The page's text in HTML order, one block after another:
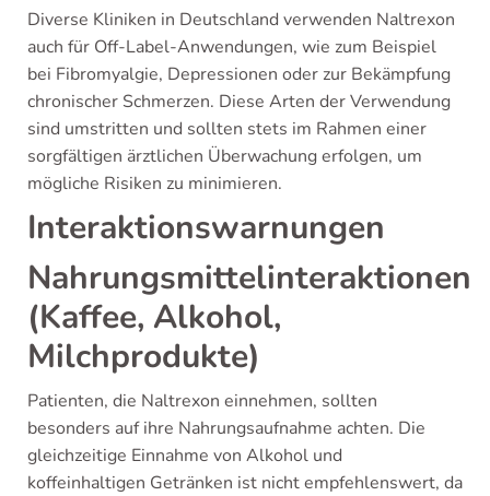
Diverse Kliniken in Deutschland verwenden Naltrexon
auch für Off-Label-Anwendungen, wie zum Beispiel
bei Fibromyalgie, Depressionen oder zur Bekämpfung
chronischer Schmerzen. Diese Arten der Verwendung
sind umstritten und sollten stets im Rahmen einer
sorgfältigen ärztlichen Überwachung erfolgen, um
mögliche Risiken zu minimieren.
Interaktionswarnungen
Nahrungsmittelinteraktionen
(Kaffee, Alkohol,
Milchprodukte)
Patienten, die Naltrexon einnehmen, sollten
besonders auf ihre Nahrungsaufnahme achten. Die
gleichzeitige Einnahme von Alkohol und
koffeinhaltigen Getränken ist nicht empfehlenswert, da